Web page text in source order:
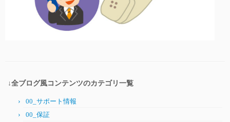
↓全ブログ風コンテンツのカテゴリ一覧
00_サポート情報
00_保証